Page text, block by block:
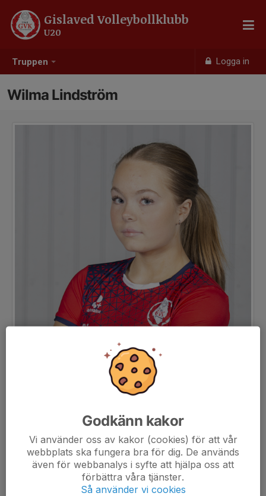
Truppen Logga in
Gislaved Volleybollklubb
U20
Wilma Lindström
Godkänn kakor
Vi använder oss av kakor (cookies) för att vår
webbplats ska fungera bra för dig. De används
även för webbanalys i syfte att hjälpa oss att
förbättra våra tjänster.
Så använder vi cookies